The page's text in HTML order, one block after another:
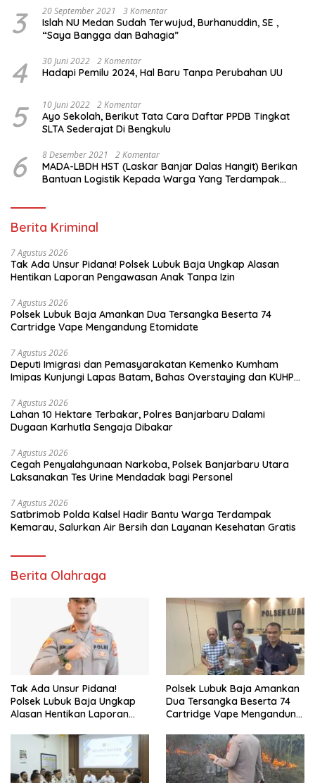
3 20 September 2021 3 Komentar
Islah NU Medan Sudah Terwujud, Burhanuddin, SE ,
“Saya Bangga dan Bahagia”
4 30 Juni 2022 2 Komentar
Hadapi Pemilu 2024, Hal Baru Tanpa Perubahan UU
5 10 Juni 2022 2 Komentar
Ayo Sekolah, Berikut Tata Cara Daftar PPDB Tingkat
SLTA Sederajat Di Bengkulu
6 8 Desember 2021 2 Komentar
MADA-LBDH HST (Laskar Banjar Dalas Hangit) Berikan
Bantuan Logistik Kepada Warga Yang Terdampak
Berita Kriminal
7 Agustus 2026
Tak Ada Unsur Pidana! Polsek Lubuk Baja Ungkap Alasan
Hentikan Laporan Pengawasan Anak Tanpa Izin
7 Agustus 2026
Polsek Lubuk Baja Amankan Dua Tersangka Beserta 74
Cartridge Vape Mengandung Etomidate
7 Agustus 2026
Deputi Imigrasi dan Pemasyarakatan Kemenko Kumham
Imipas Kunjungi Lapas Batam, Bahas Overstaying dan KUHP
7 Agustus 2026
Lahan 10 Hektare Terbakar, Polres Banjarbaru Dalami
Dugaan Karhutla Sengaja Dibakar
7 Agustus 2026
Cegah Penyalahgunaan Narkoba, Polsek Banjarbaru Utara
Laksanakan Tes Urine Mendadak bagi Personel
7 Agustus 2026
Satbrimob Polda Kalsel Hadir Bantu Warga Terdampak
Kemarau, Salurkan Air Bersih dan Layanan Kesehatan Gratis
Berita Olahraga
Tak Ada Unsur Pidana!
Polsek Lubuk Baja Ungkap
Alasan Hentikan Laporan
Polsek Lubuk Baja Amankan
Dua Tersangka Beserta 74
Cartridge Vape Mengandung